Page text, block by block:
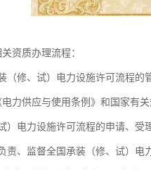
资质办理流程：
（修、试）电力设施许可流程
力供应与使用条例》和国家有关
）电力设施许可流程的申请、受
责、监督全国承装（修、试）